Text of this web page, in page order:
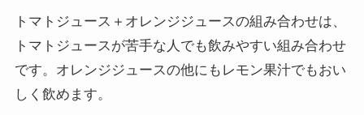
トマトジュース＋オレンジジュースの組み合わせは、
トマトジュースが苦手な人でも飲みやすい組み合わせ
です。オレンジジュースの他にもレモン果汁でもおい
しく飲めます。